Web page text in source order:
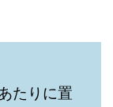
たりに置